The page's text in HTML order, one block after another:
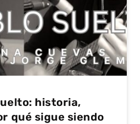
historia,
qué sigue siendo